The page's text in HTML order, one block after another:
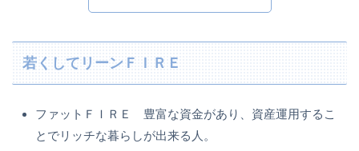
若くしてリーンＦＩＲＥ
ファットＦＩＲＥ 豊富な資金があり、資産運用するこ
とでリッチな暮らしが出来る人。